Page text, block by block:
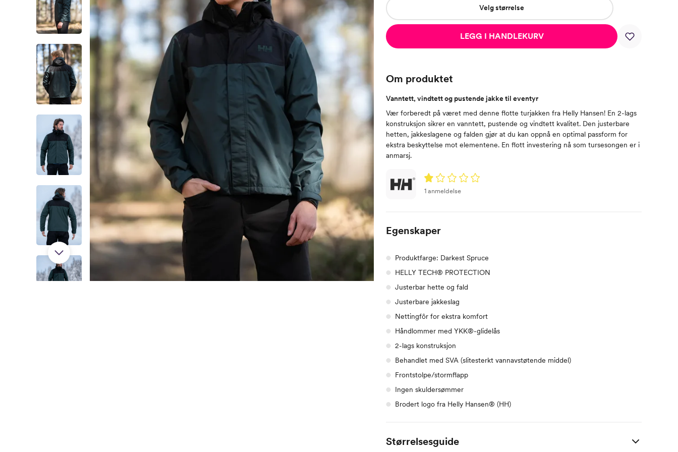
Velg størrelse
LEGG I HANDLEKURV
Om produktet
Vanntett, vindtett og pustende jakke til eventyr
Vær forberedt på været med denne flotte turjakken fra Helly Hansen! En 2-lags
konstruksjon sikrer en vanntett, pustende og vindtett kvalitet. Den justerbare
hetten, jakkeslagene og falden gjør at du kan oppnå en optimal passform for
ekstra beskyttelse mot elementene. En flott investering nå som tursesongen er i
anmarsj.
1 anmeldelse
Egenskaper
Produktfarge: Darkest Spruce
HELLY TECH® PROTECTION
Justerbar hette og fald
Justerbare jakkeslag
Nettingfôr for ekstra komfort
Håndlommer med YKK®-glidelås
2-lags konstruksjon
Behandlet med SVA (slitesterkt vannavstøtende middel)
Frontstolpe/stormflapp
Ingen skuldersømmer
Brodert logo fra Helly Hansen® (HH)
Størrelsesguide